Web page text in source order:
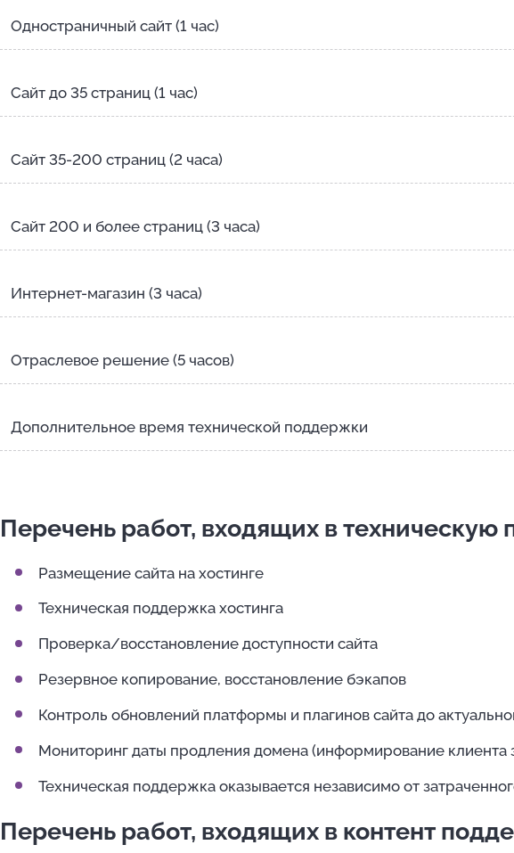
Одностраничный сайт (1 час)
Сайт до 35 страниц (1 час)
Сайт 35-200 страниц (2 часа)
Сайт 200 и более страниц (3 часа)
Интернет-магазин (3 часа)
Отраслевое решение (5 часов)
Дополнительное время технической поддержки
Перечень работ, входящих в техническую
Размещение сайта на хостинге
Техническая поддержка хостинга
Проверка/восстановление доступности сайта
Резервное копирование, восстановление бэкапов
Контроль обновлений платформы и плагинов сайта до
Мониторинг даты продления домена (информирование клиента
Техническая поддержка оказывается независимо от
Перечень работ, входящих в контент